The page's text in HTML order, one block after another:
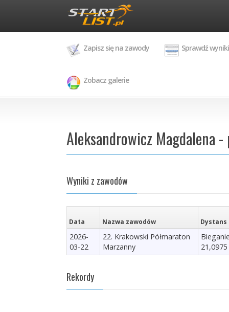
Zapisz się na zawody Sprawdź wyniki
Zobacz galerie
Aleksandrowicz Magdalena
Wyniki z zawodów
Data Nazwa zawodów Dystans
2026-
03-22
22. Krakowski Półmaraton
Marzanny
Rekordy